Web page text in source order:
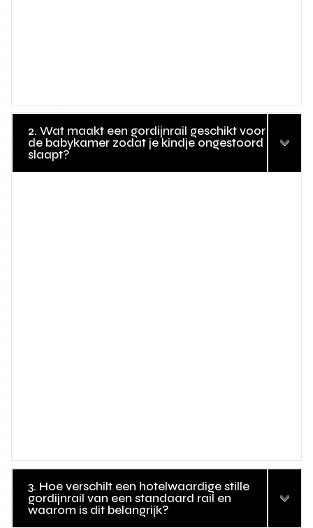
2. Wat maakt een gordijnrail geschikt voor
de babykamer zodat je kindje ongestoord
slaapt?
3. Hoe verschilt een hotelwaardige stille
gordijnrail van een standaard rail en
waarom is dit belangrijk?